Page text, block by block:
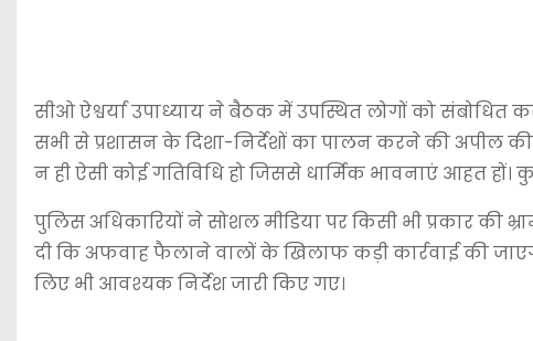
सीओ ऐश्वर्या उपाध्याय ने बैठक में उपस्थित लोगों को संबोधित
सभी से प्रशासन के दिशा-निर्देशों का पालन करने की अपील
न ही ऐसी कोई गतिविधि हो जिससे धार्मिक भावनाएं आहत हों।
पुलिस अधिकारियों ने सोशल मीडिया पर किसी भी प्रकार की
दी कि अफवाह फैलाने वालों के खिलाफ कड़ी कार्रवाई की
लिए भी आवश्यक निर्देश जारी किए गए।